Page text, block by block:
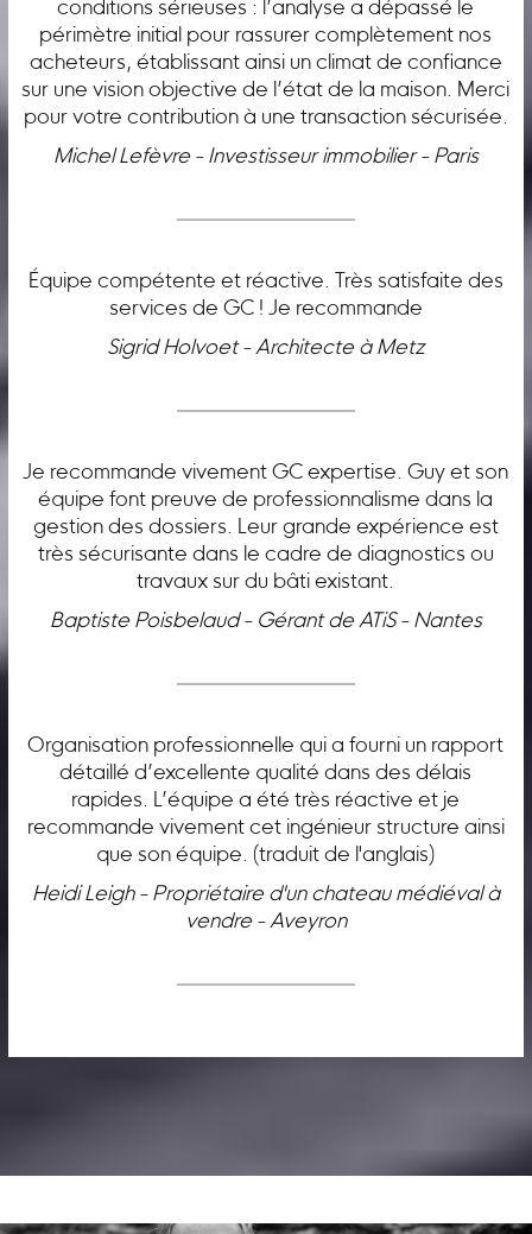
conditions sérieuses : l’analyse a dépassé le
périmètre initial pour rassurer complètement nos
acheteurs, établissant ainsi un climat de confiance
sur une vision objective de l’état de la maison. Merci
pour votre contribution à une transaction sécurisée.
Michel Lefèvre - Investisseur immobilier - Paris
Équipe compétente et réactive. Très satisfaite des
services de GC ! Je recommande
Sigrid Holvoet - Architecte à Metz
Je recommande vivement GC expertise. Guy et son
équipe font preuve de professionnalisme dans la
gestion des dossiers. Leur grande expérience est
très sécurisante dans le cadre de diagnostics ou
travaux sur du bâti existant.
Baptiste Poisbelaud - Gérant de ATiS - Nantes
Organisation professionnelle qui a fourni un rapport
détaillé d’excellente qualité dans des délais
rapides. L’équipe a été très réactive et je
recommande vivement cet ingénieur structure ainsi
que son équipe. (traduit de l'anglais)
Heidi Leigh - Propriétaire d'un chateau médiéval à
vendre - Aveyron